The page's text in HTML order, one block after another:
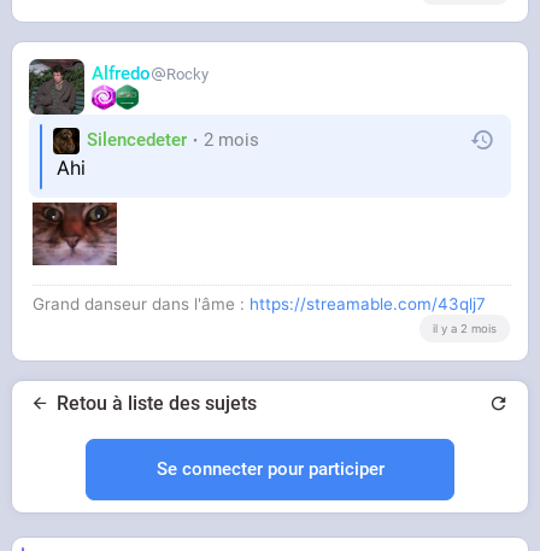
Alfredo Rocky
Silencedeter 2 mois
Ahi
Grand danseur dans l'âme : https://streamable.com/43qlj7
il y a 2 mois
Retou à liste des sujets
Se connecter pour participer